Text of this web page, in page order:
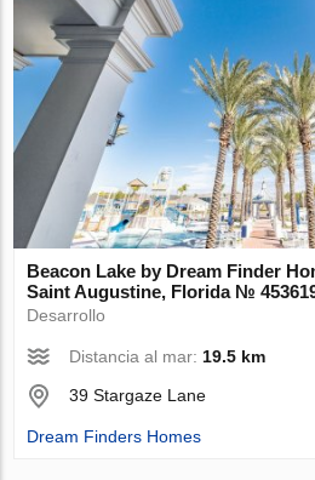
Beacon Lake by Dream Finder
Saint Augustine, Florida №
Desarrollo
Distancia al mar: 19.5 km
39 Stargaze Lane
Dream Finders Homes